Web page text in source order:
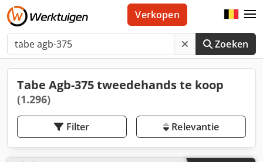
Zoeken
Verkopen
Tabe Agb-375 tweedehands te koop
(1.296)
Filter Relevantie